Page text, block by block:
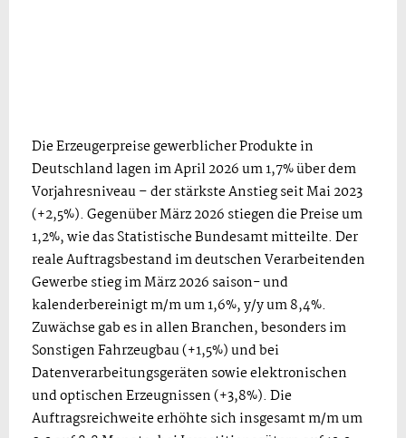
Die Erzeugerpreise gewerblicher Produkte in
Deutschland lagen im April 2026 um 1,7% über dem
Vorjahresniveau – der stärkste Anstieg seit Mai 2023
(+2,5%). Gegenüber März 2026 stiegen die Preise um
1,2%, wie das Statistische Bundesamt mitteilte. Der
reale Auftragsbestand im deutschen Verarbeitenden
Gewerbe stieg im März 2026 saison- und
kalenderbereinigt m/m um 1,6%, y/y um 8,4%.
Zuwächse gab es in allen Branchen, besonders im
Sonstigen Fahrzeugbau (+1,5%) und bei
Datenverarbeitungsgeräten sowie elektronischen
und optischen Erzeugnissen (+3,8%). Die
Auftragsreichweite erhöhte sich insgesamt m/m um